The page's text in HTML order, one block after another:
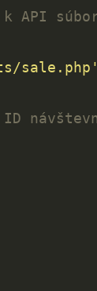
sale.php'